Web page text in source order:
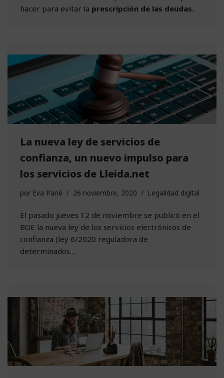
hacer para evitar la prescripción de las deudas.
La nueva ley de servicios de
confianza, un nuevo impulso para
los servicios de Lleida.net
por Eva Pané 26 noviembre, 2020 Legalidad digital
El pasado jueves 12 de noviembre se publicó en el
BOE la nueva ley de los servicios electrónicos de
confianza (ley 6/2020 reguladora de
determinados…